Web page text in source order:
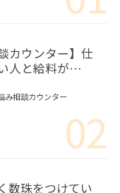
カウンター】仕
人と給料が…
み相談カウンター
02
数珠をつけてい